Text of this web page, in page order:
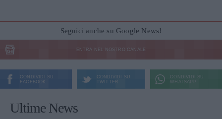
Seguici anche su Google News!
ENTRA NEL NOSTRO CANALE
CONDIVIDI SU
FACEBOOK
CONDIVIDI SU
TWITTER
CONDIVIDI SU
WHATSAPP
Ultime News